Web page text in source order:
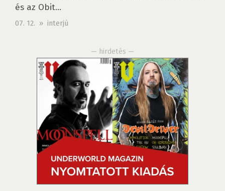
és az Obit...
07. 12. » interjú
— hirdetés —